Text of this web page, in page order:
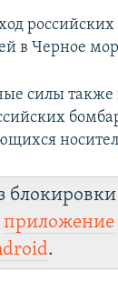
российских
в Черное
силы также
приложение
.